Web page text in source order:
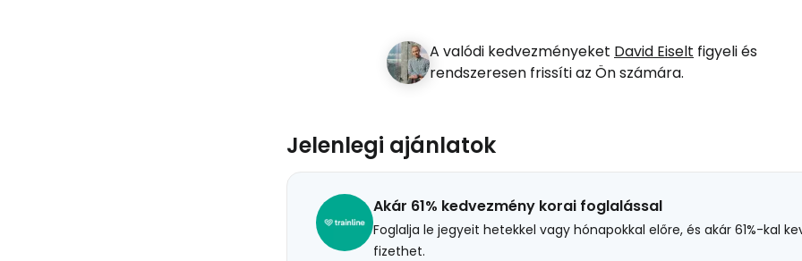
A valódi kedvezményeket David Eiselt figyeli és
rendszeresen frissíti az Ön számára.
Jelenlegi ajánlatok
Akár 61% kedvezmény korai foglalással
Foglalja le jegyeit hetekkel vagy hónapokkal előre, és akár 61%-kal
fizethet.